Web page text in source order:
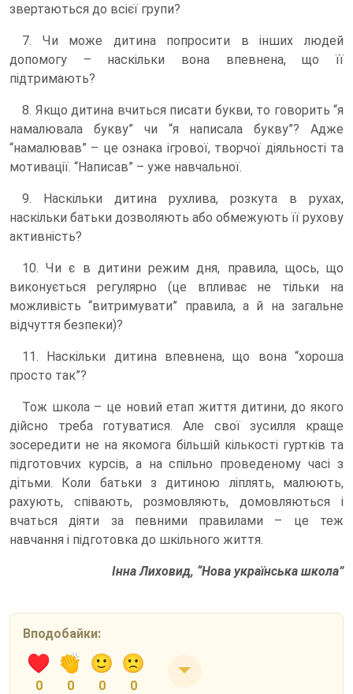
звертаються до всієї групи?
7. Чи може дитина попросити в інших людей
допомогу – наскільки вона впевнена, що її
підтримають?
8. Якщо дитина вчиться писати букви, то говорить “я
намалювала букву” чи “я написала букву”? Адже
“намалював” – це ознака ігрової, творчої діяльності та
мотивації. “Написав” – уже навчальної.
9. Наскільки дитина рухлива, розкута в рухах,
наскільки батьки дозволяють або обмежують її рухову
активність?
10. Чи є в дитини режим дня, правила, щось, що
виконується регулярно (це впливає не тільки на
можливість “витримувати” правила, а й на загальне
відчуття безпеки)?
11. Наскільки дитина впевнена, що вона “хороша
просто так”?
Тож школа – це новий етап життя дитини, до якого
дійсно треба готуватися. Але свої зусилля краще
зосередити не на якомога більшій кількості гуртків та
підготовчих курсів, а на спільно проведеному часі з
дітьми. Коли батьки з дитиною ліплять, малюють,
рахують, співають, розмовляють, домовляються і
вчаться діяти за певними правилами – це теж
навчання і підготовка до шкільного життя.
Інна Лиховид, “Нова українська школа”
Вподобайки:
0 0 0 0